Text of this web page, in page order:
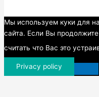
Прокрутка
вверх
Мы используем куки для
сайта. Если Вы
считать что Вас это
Privacy policy